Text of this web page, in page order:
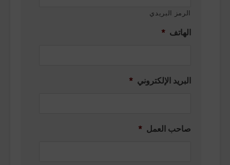
الرمز البريدي
الهاتف *
البريد الإلكتروني *
صاحب العمل *